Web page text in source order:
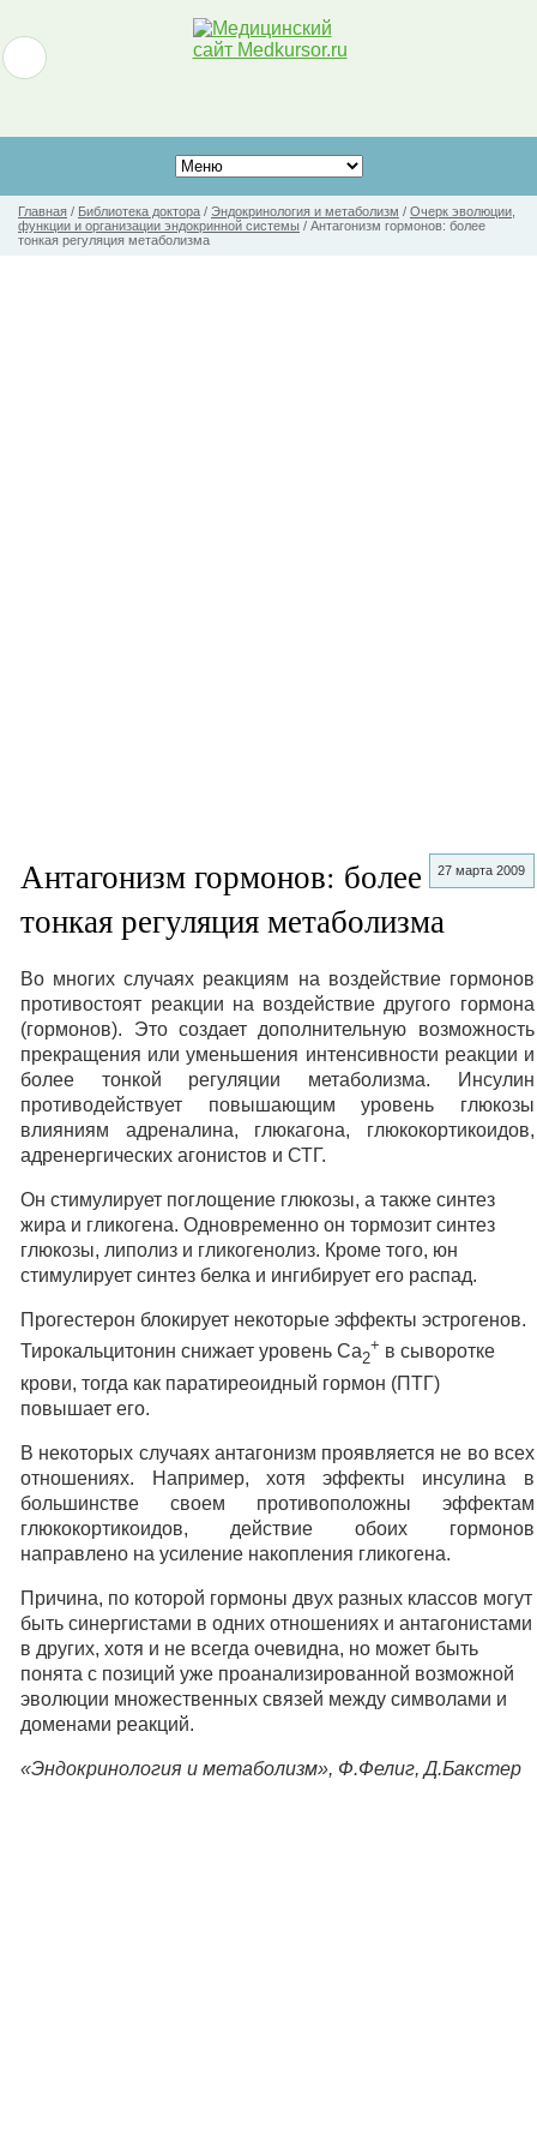
Главная / Библиотека доктора / Эндокринология и метаболизм / Очерк эволюции,
функции и организации эндокринной системы / Антагонизм гормонов: более
тонкая регуляция метаболизма
27 марта 2009
Антагонизм гормонов: более
тонкая регуляция метаболизма
Во многих случаях реакциям на воздействие гормонов
противостоят реакции на воздействие другого гормона
(гормонов). Это создает дополнительную возможность
прекращения или уменьшения интенсивности реакции и
более тонкой регуляции метаболизма. Инсулин
противодействует повышающим уровень глюкозы
влияниям адреналина, глюкагона, глюкокортикоидов,
адренергических агонистов и СТГ.
Он стимулирует поглощение глюкозы, а также синтез
жира и гликогена. Одновременно он тормозит синтез
глюкозы, липолиз и гликогенолиз. Кроме того, юн
стимулирует синтез белка и ингибирует его распад.
Прогестерон блокирует некоторые эффекты эстрогенов.
Тирокальцитонин снижает уровень Са2
+ в сыворотке
крови, тогда как паратиреоидный гормон (ПТГ)
повышает его.
В некоторых случаях антагонизм проявляется не во всех
отношениях. Например, хотя эффекты инсулина в
большинстве своем противоположны эффектам
глюкокортикоидов, действие обоих гормонов
направлено на усиление накопления гликогена.
Причина, по которой гормоны двух разных классов могут
быть синергистами в одних отношениях и антагонистами
в других, хотя и не всегда очевидна, но может быть
понята с позиций уже проанализированной возможной
эволюции множественных связей между символами и
доменами реакций.
«Эндокринология и метаболизм», Ф.Фелиг, Д.Бакстер